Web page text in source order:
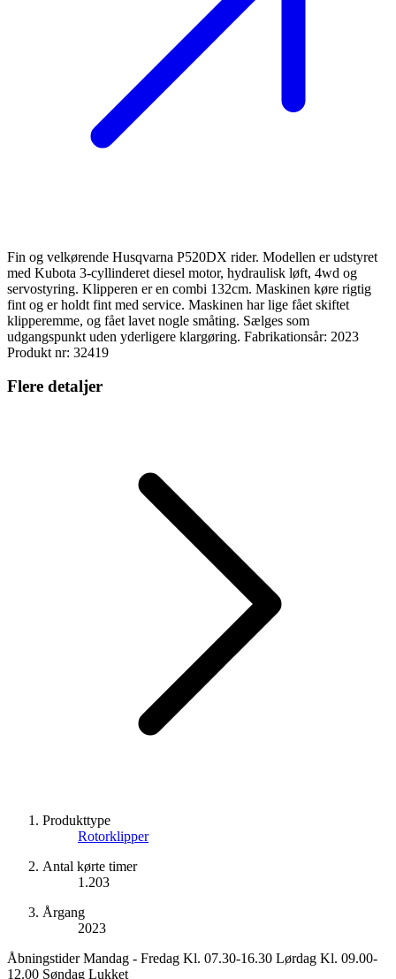
Fin og velkørende Husqvarna P520DX rider. Modellen er udstyret
med Kubota 3-cyllinderet diesel motor, hydraulisk løft, 4wd og
servostyring. Klipperen er en combi 132cm. Maskinen køre rigtig
fint og er holdt fint med service. Maskinen har lige fået skiftet
klipperemme, og fået lavet nogle småting. Sælges som
udgangspunkt uden yderligere klargøring. Fabrikationsår: 2023
Produkt nr: 32419
Flere detaljer
Produkttype
Rotorklipper
Antal kørte timer
1.203
Årgang
2023
Åbningstider Mandag - Fredag Kl. 07.30-16.30 Lørdag Kl. 09.00-
12.00 Søndag Lukket